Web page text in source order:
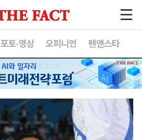
포토·영상 오피니언 팬앤스타